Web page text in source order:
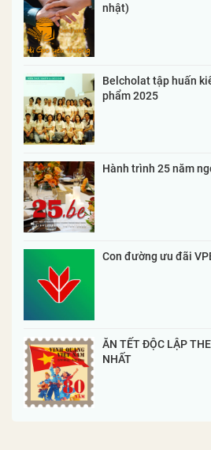
nhật)
Belcholat tập huấn
phẩm 2025
Hành trình 25 năm
Con đường ưu đãi
ĂN TẾT ĐỘC LẬP
NHẤT